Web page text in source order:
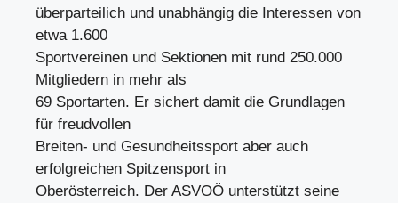
überparteilich und unabhängig die Interessen von
etwa 1.600
Sportvereinen und Sektionen mit rund 250.000
Mitgliedern in mehr als
69 Sportarten. Er sichert damit die Grundlagen
für freudvollen
Breiten- und Gesundheitssport aber auch
erfolgreichen Spitzensport in
Oberösterreich. Der ASVOÖ unterstützt seine